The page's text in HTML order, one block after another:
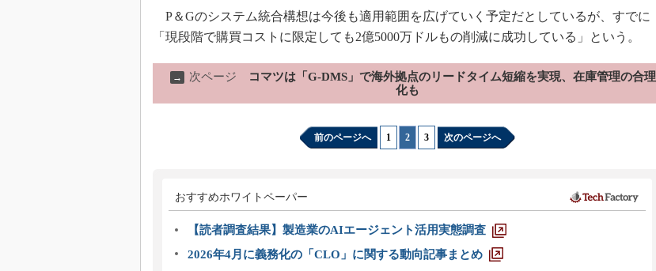
P＆Gのシステム統合構想は今後も適用範囲を広げていく予定だとしているが、すでに
「現段階で購買コストに限定しても2億5000万ドルもの削減に成功している」という。
→ 次ページ
コマツは「G-DMS」で海外拠点のリードタイム短縮を実現、在庫管理の合理
化も
前のページへ 1 2 3 次のページへ
おすすめホワイトペーパー
【読者調査結果】製造業のAIエージェント活用実態調査
2026年4月に義務化の「CLO」に関する動向記事まとめ